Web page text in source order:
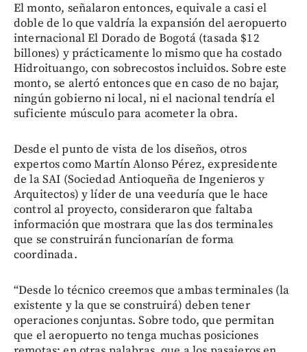
El monto, señalaron entonces, equivale a casi el
doble de lo que valdría la expansión del aeropuerto
internacional El Dorado de Bogotá (tasada $12
billones) y prácticamente lo mismo que ha costado
Hidroituango, con sobrecostos incluidos. Sobre este
monto, se alertó entonces que en caso de no bajar,
ningún gobierno ni local, ni el nacional tendría el
suficiente músculo para acometer la obra.
Desde el punto de vista de los diseños, otros
expertos como Martín Alonso Pérez, expresidente
de la SAI (Sociedad Antioqueña de Ingenieros y
Arquitectos) y líder de una veeduría que le hace
control al proyecto, consideraron que faltaba
información que mostrara que las dos terminales
que se construirán funcionarían de forma
coordinada.
“Desde lo técnico creemos que ambas terminales (la
existente y la que se construirá) deben tener
operaciones conjuntas. Sobre todo, que permitan
que el aeropuerto no tenga muchas posiciones